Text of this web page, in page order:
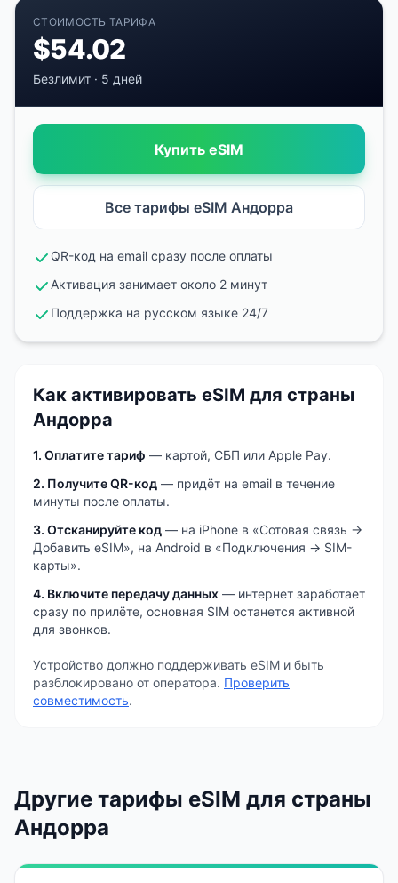
СТОИМОСТЬ ТАРИФА
$54.02
Безлимит · 5 дней
Купить eSIM
Все тарифы eSIM Андорра
QR-код на email сразу после оплаты
Активация занимает около 2 минут
Поддержка на русском языке 24/7
Как активировать eSIM для страны
Андорра
1. Оплатите тариф — картой, СБП или Apple Pay.
2. Получите QR-код — придёт на email в течение
минуты после оплаты.
3. Отсканируйте код — на iPhone в «Сотовая связь →
Добавить eSIM», на Android в «Подключения → SIM-
карты».
4. Включите передачу данных — интернет заработает
сразу по прилёте, основная SIM останется активной
для звонков.
Устройство должно поддерживать eSIM и быть
разблокировано от оператора. Проверить
совместимость.
Другие тарифы eSIM для страны
Андорра